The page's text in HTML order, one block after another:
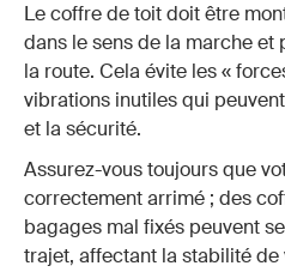
Le coffre de toit doit être
dans le sens de la marche et
la route. Cela évite les «
vibrations inutiles qui
et la sécurité.
Assurez-vous toujours que
correctement arrimé ; des
bagages mal fixés peuvent
trajet, affectant la stabilité de